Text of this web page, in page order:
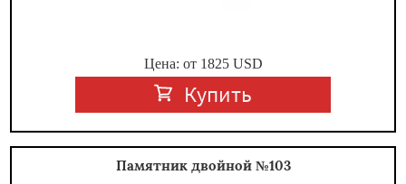
Цена: от 1825USD
Купить
Памятник двойной №103